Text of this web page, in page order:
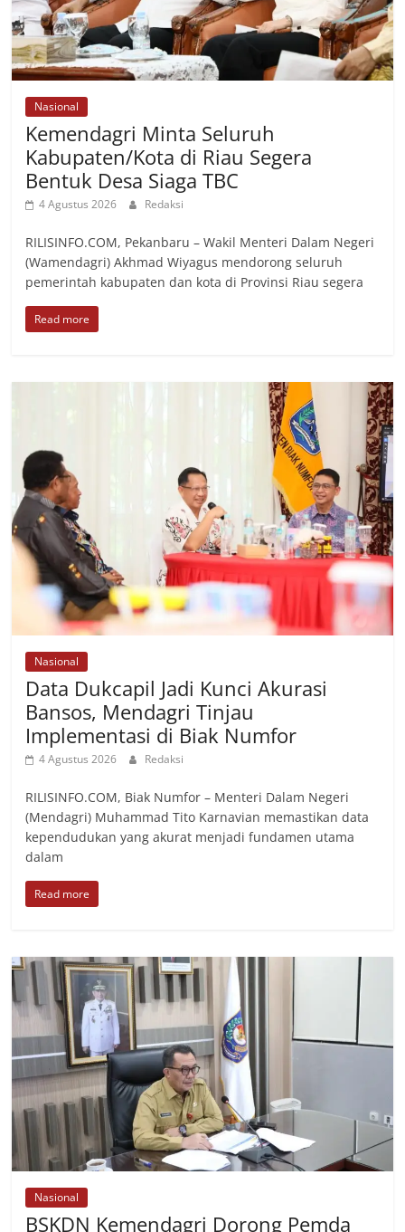
Nasional
Kemendagri Minta Seluruh
Kabupaten/Kota di Riau Segera
Bentuk Desa Siaga TBC
4 Agustus 2026 Redaksi
RILISINFO.COM, Pekanbaru – Wakil Menteri Dalam Negeri
(Wamendagri) Akhmad Wiyagus mendorong seluruh
pemerintah kabupaten dan kota di Provinsi Riau segera
Read more
Nasional
Data Dukcapil Jadi Kunci Akurasi
Bansos, Mendagri Tinjau
Implementasi di Biak Numfor
4 Agustus 2026 Redaksi
RILISINFO.COM, Biak Numfor – Menteri Dalam Negeri
(Mendagri) Muhammad Tito Karnavian memastikan data
kependudukan yang akurat menjadi fundamen utama
dalam
Read more
Nasional
BSKDN Kemendagri Dorong Pemda